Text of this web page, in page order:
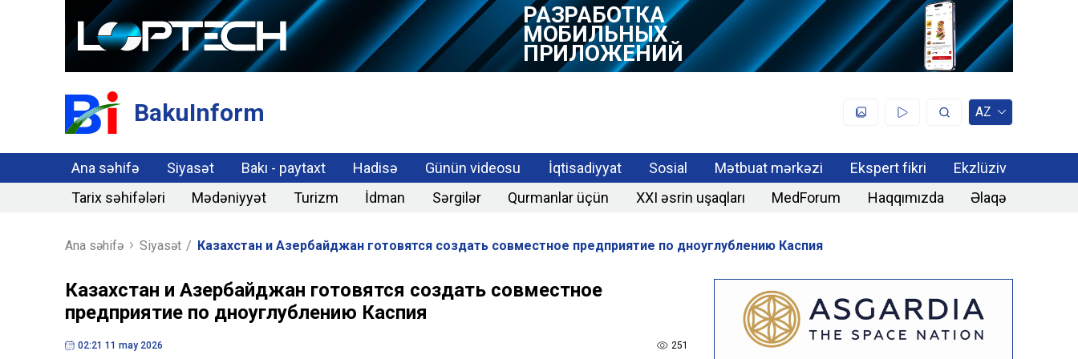
РАЗРАБОТКА
МОБИЛЬНЫХ
ПРИЛОЖЕНИЙ
BakuInform AZ
Ana səhifə Siyasət Bakı - paytaxt Hadisə Günün videosu İqtisadiyyat Sosial Mətbuat mərkəzi Ekspert fikri
Ekzlüziv
Tarix səhifələri
Mədəniyyət Turizm İdman Sərgilər Qurmanlar üçün XXI əsrin uşaqları MedForum Haqqımızda Əlaqə
Ana səhifə Siyasət / Казахстан и Азербайджан готовятся создать совместное предприятие по дноуглублению Каспия
Казахстан и Азербайджан готовятся создать совместное
предприятие по дноуглублению Каспия
02:21 11 may 2026 251